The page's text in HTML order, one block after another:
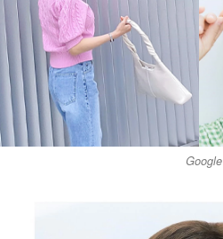
Google